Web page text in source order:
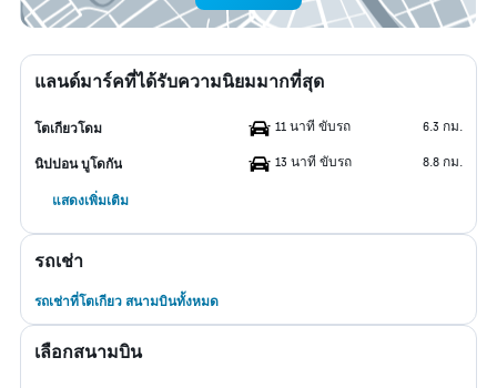
แลนด์มาร์คที่ได้รับความนิยมมากที่สุด
โตเกียวโดม 11 นาที ขับรถ 6.3 กม.
นิปปอน บูโดกัน 13 นาที ขับรถ 8.8 กม.
แสดงเพิ่มเติม
รถเช่า
รถเช่าที่โตเกียว สนามบินทั้งหมด
เลือกสนามบิน